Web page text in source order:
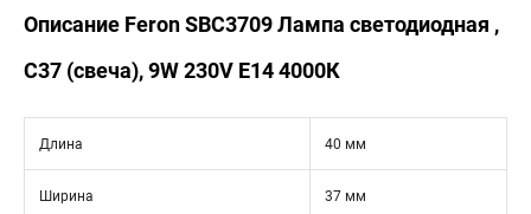
Описание Feron SBC3709 Лампа светодиодная ,
C37 (свеча), 9W 230V E14 4000К
Длина 40 мм
Ширина 37 мм